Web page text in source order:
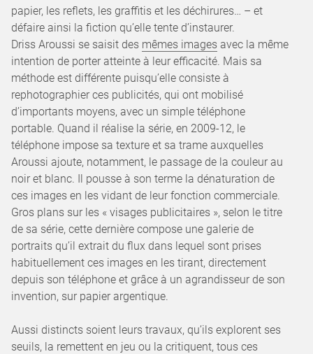
papier, les reflets, les graffitis et les déchirures… – et
défaire ainsi la fiction qu’elle tente d’instaurer.
Driss Aroussi se saisit des mêmes images avec la même
intention de porter atteinte à leur efficacité. Mais sa
méthode est différente puisqu’elle consiste à
rephotographier ces publicités, qui ont mobilisé
d’importants moyens, avec un simple téléphone
portable. Quand il réalise la série, en 2009-12, le
téléphone impose sa texture et sa trame auxquelles
Aroussi ajoute, notamment, le passage de la couleur au
noir et blanc. Il pousse à son terme la dénaturation de
ces images en les vidant de leur fonction commerciale.
Gros plans sur les « visages publicitaires », selon le titre
de sa série, cette dernière compose une galerie de
portraits qu’il extrait du flux dans lequel sont prises
habituellement ces images en les tirant, directement
depuis son téléphone et grâce à un agrandisseur de son
invention, sur papier argentique.
Aussi distincts soient leurs travaux, qu’ils explorent ses
seuils, la remettent en jeu ou la critiquent, tous ces